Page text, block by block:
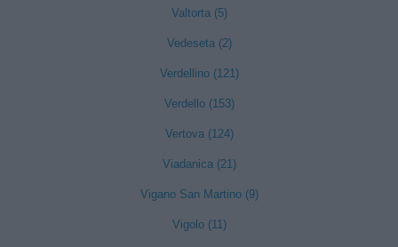
Valtorta (5)
Vedeseta (2)
Verdellino (121)
Verdello (153)
Vertova (124)
Viadanica (21)
Vigano San Martino (9)
Vigolo (11)